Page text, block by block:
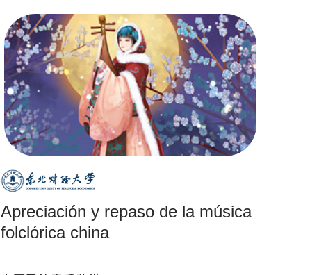
Apreciación y repaso de la música
folclórica china